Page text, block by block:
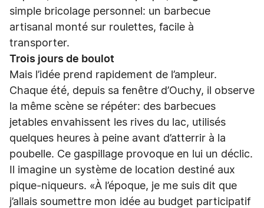
simple bricolage personnel: un barbecue
artisanal monté sur roulettes, facile à
transporter.
Trois jours de boulot
Mais l’idée prend rapidement de l’ampleur.
Chaque été, depuis sa fenêtre d’Ouchy, il observe
la même scène se répéter: des barbecues
jetables envahissent les rives du lac, utilisés
quelques heures à peine avant d’atterrir à la
poubelle. Ce gaspillage provoque en lui un déclic.
Il imagine un système de location destiné aux
pique-niqueurs. «À l’époque, je me suis dit que
j’allais soumettre mon idée au budget participatif